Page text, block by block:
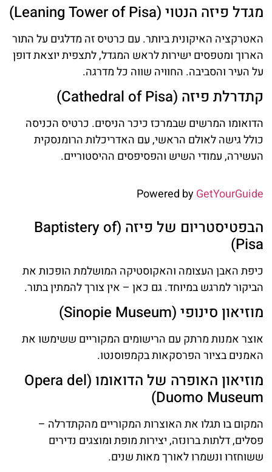
מגדל פיזה הנטוי (Leaning Tower of Pisa)
האטרקציה האיקונית ביותר. עם כרטיס זה מדלגים על התור
הארוך ומטפסים ישירות לראש המגדל, לתצפית יוצאת דופן
על העיר והסביבה. החוויה שווה כל מדרגה.
קתדרלת פיזה (Cathedral of Pisa)
הדואומו המרשים שבמרכז כיכר הניסים. כרטיס הכניסה
כולל גישה לאולם הראשי, עם האדריכלות הרומנסקית
העשירה, עמודי השיש והפסיפסים ההיסטוריים.
Powered byGetYourGuide
הבפטיסטריום של פיזה (Baptistery of
Pisa)
כיפת האבן העצומה והאקוסטיקה המושלמת הופכות את
הביקור למרגש במיוחד. גם כאן – אין צורך להמתין בתור.
מוזיאון סינופי (Sinopie Museum)
אוצר אמנות מרתק עם הרישומים המקוריים ששימשו את
האמנים בציור הפרסקאות בקמפוסנטו.
מוזיאון האופרה של הדואומו (Opera del
Duomo Museum)
המקום בו תגלו את האוצרות המקוריים מהקתדרלה –
פסלים, דלתות ברונזה, יצירות מופת ומוצגים נדירים
ששוחזרו ונשמרו לאורך מאות שנים.